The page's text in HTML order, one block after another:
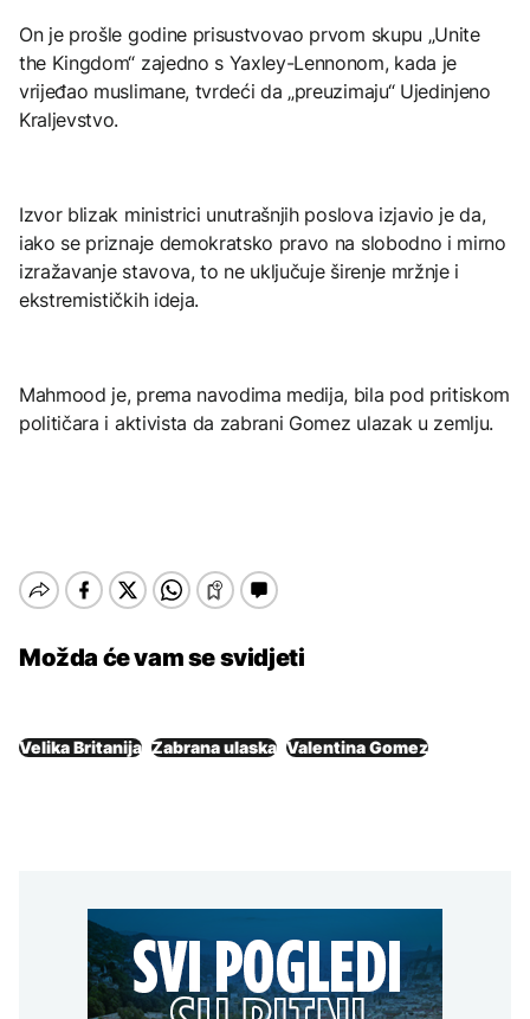
On je prošle godine prisustvovao prvom skupu „Unite
the Kingdom“ zajedno s Yaxley-Lennonom, kada je
vrijeđao muslimane, tvrdeći da „preuzimaju“ Ujedinjeno
Kraljevstvo.
Izvor blizak ministrici unutrašnjih poslova izjavio je da,
iako se priznaje demokratsko pravo na slobodno i mirno
izražavanje stavova, to ne uključuje širenje mržnje i
ekstremističkih ideja.
Mahmood je, prema navodima medija, bila pod pritiskom
političara i aktivista da zabrani Gomez ulazak u zemlju.
Možda će vam se svidjeti
Velika Britanija Zabrana ulaska Valentina Gomez